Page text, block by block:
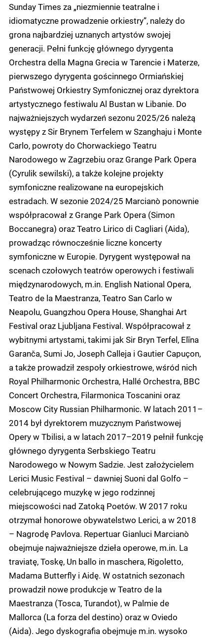
Sunday Times za „niezmiennie teatralne i
idiomatyczne prowadzenie orkiestry”, należy do
grona najbardziej uznanych artystów swojej
generacji. Pełni funkcję głównego dyrygenta
Orchestra della Magna Grecia w Tarencie i Materze,
pierwszego dyrygenta gościnnego Ormiańskiej
Państwowej Orkiestry Symfonicznej oraz dyrektora
artystycznego festiwalu Al Bustan w Libanie. Do
najważniejszych wydarzeń sezonu 2025/26 należą
występy z Sir Brynem Terfelem w Szanghaju i Monte
Carlo, powroty do Chorwackiego Teatru
Narodowego w Zagrzebiu oraz Grange Park Opera
(Cyrulik sewilski), a także kolejne projekty
symfoniczne realizowane na europejskich
estradach. W sezonie 2024/25 Marcianò ponownie
współpracował z Grange Park Opera (Simon
Boccanegra) oraz Teatro Lirico di Cagliari (Aida),
prowadząc równocześnie liczne koncerty
symfoniczne w Europie. Dyrygent występował na
scenach czołowych teatrów operowych i festiwali
międzynarodowych, m.in. English National Opera,
Teatro de la Maestranza, Teatro San Carlo w
Neapolu, Guangzhou Opera House, Shanghai Art
Festival oraz Ljubljana Festival. Współpracował z
wybitnymi artystami, takimi jak Sir Bryn Terfel, Elīna
Garanča, Sumi Jo, Joseph Calleja i Gautier Capuçon,
a także prowadził zespoły orkiestrowe, wśród nich
Royal Philharmonic Orchestra, Hallé Orchestra, BBC
Concert Orchestra, Filarmonica Toscanini oraz
Moscow City Russian Philharmonic. W latach 2011–
2014 był dyrektorem muzycznym Państwowej
Opery w Tbilisi, a w latach 2017–2019 pełnił funkcję
głównego dyrygenta Serbskiego Teatru
Narodowego w Nowym Sadzie. Jest założycielem
Lerici Music Festival – dawniej Suoni dal Golfo –
celebrującego muzykę w jego rodzinnej
miejscowości nad Zatoką Poetów. W 2017 roku
otrzymał honorowe obywatelstwo Lerici, a w 2018
– Nagrodę Pavlova. Repertuar Gianluci Marcianò
obejmuje najważniejsze dzieła operowe, m.in. La
traviatę, Toskę, Un ballo in maschera, Rigoletto,
Madama Butterfly i Aidę. W ostatnich sezonach
prowadził nowe produkcje w Teatro de la
Maestranza (Tosca, Turandot), w Palmie de
Mallorca (La forza del destino) oraz w Oviedo
(Aida). Jego dyskografia obejmuje m.in. wysoko